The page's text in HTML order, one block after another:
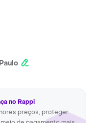
no Rappi
preços, proteger